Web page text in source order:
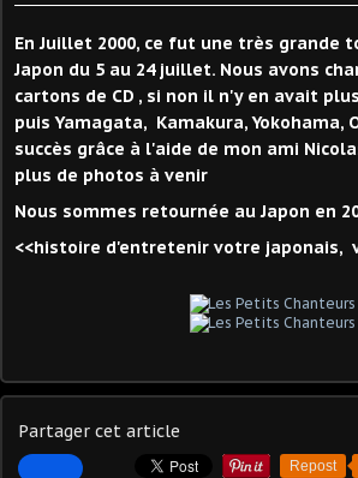
En Juillet 2000, ce fut une très grande
Japon du 5 au 24 juillet. Nous avons
cartons de CD , si non il n'y en avait
puis Yamagata, Kamakura,
succès grâce à l'aide de mon ami
plus de photos à venir
Nous sommes retournée au Japon en
<<histoire d'entretenir votre japonais,
Partager cet article
Repost